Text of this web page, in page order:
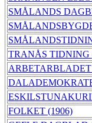
SMÅLANDS
TRANÅS TIDNING
ARBETARBLADET
FOLKET (1906)